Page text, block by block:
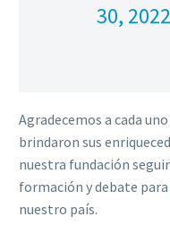
30, 2022
Agradecemos a cada
brindaron sus
nuestra fundación
formación y debate
nuestro país.